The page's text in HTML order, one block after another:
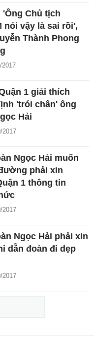
'Ông Chủ tịch
nói vậy là sai rồi',
Thành Phong
2017
1 giải thích
'trói chân' ông
Hải
2017
Ngọc Hải muốn
phải xin
1 thông tin
2017
Ngọc Hải phải xin
dẫn đoàn đi dẹp
2017